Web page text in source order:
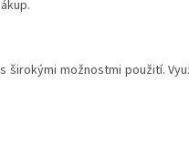
možnostmi použití.